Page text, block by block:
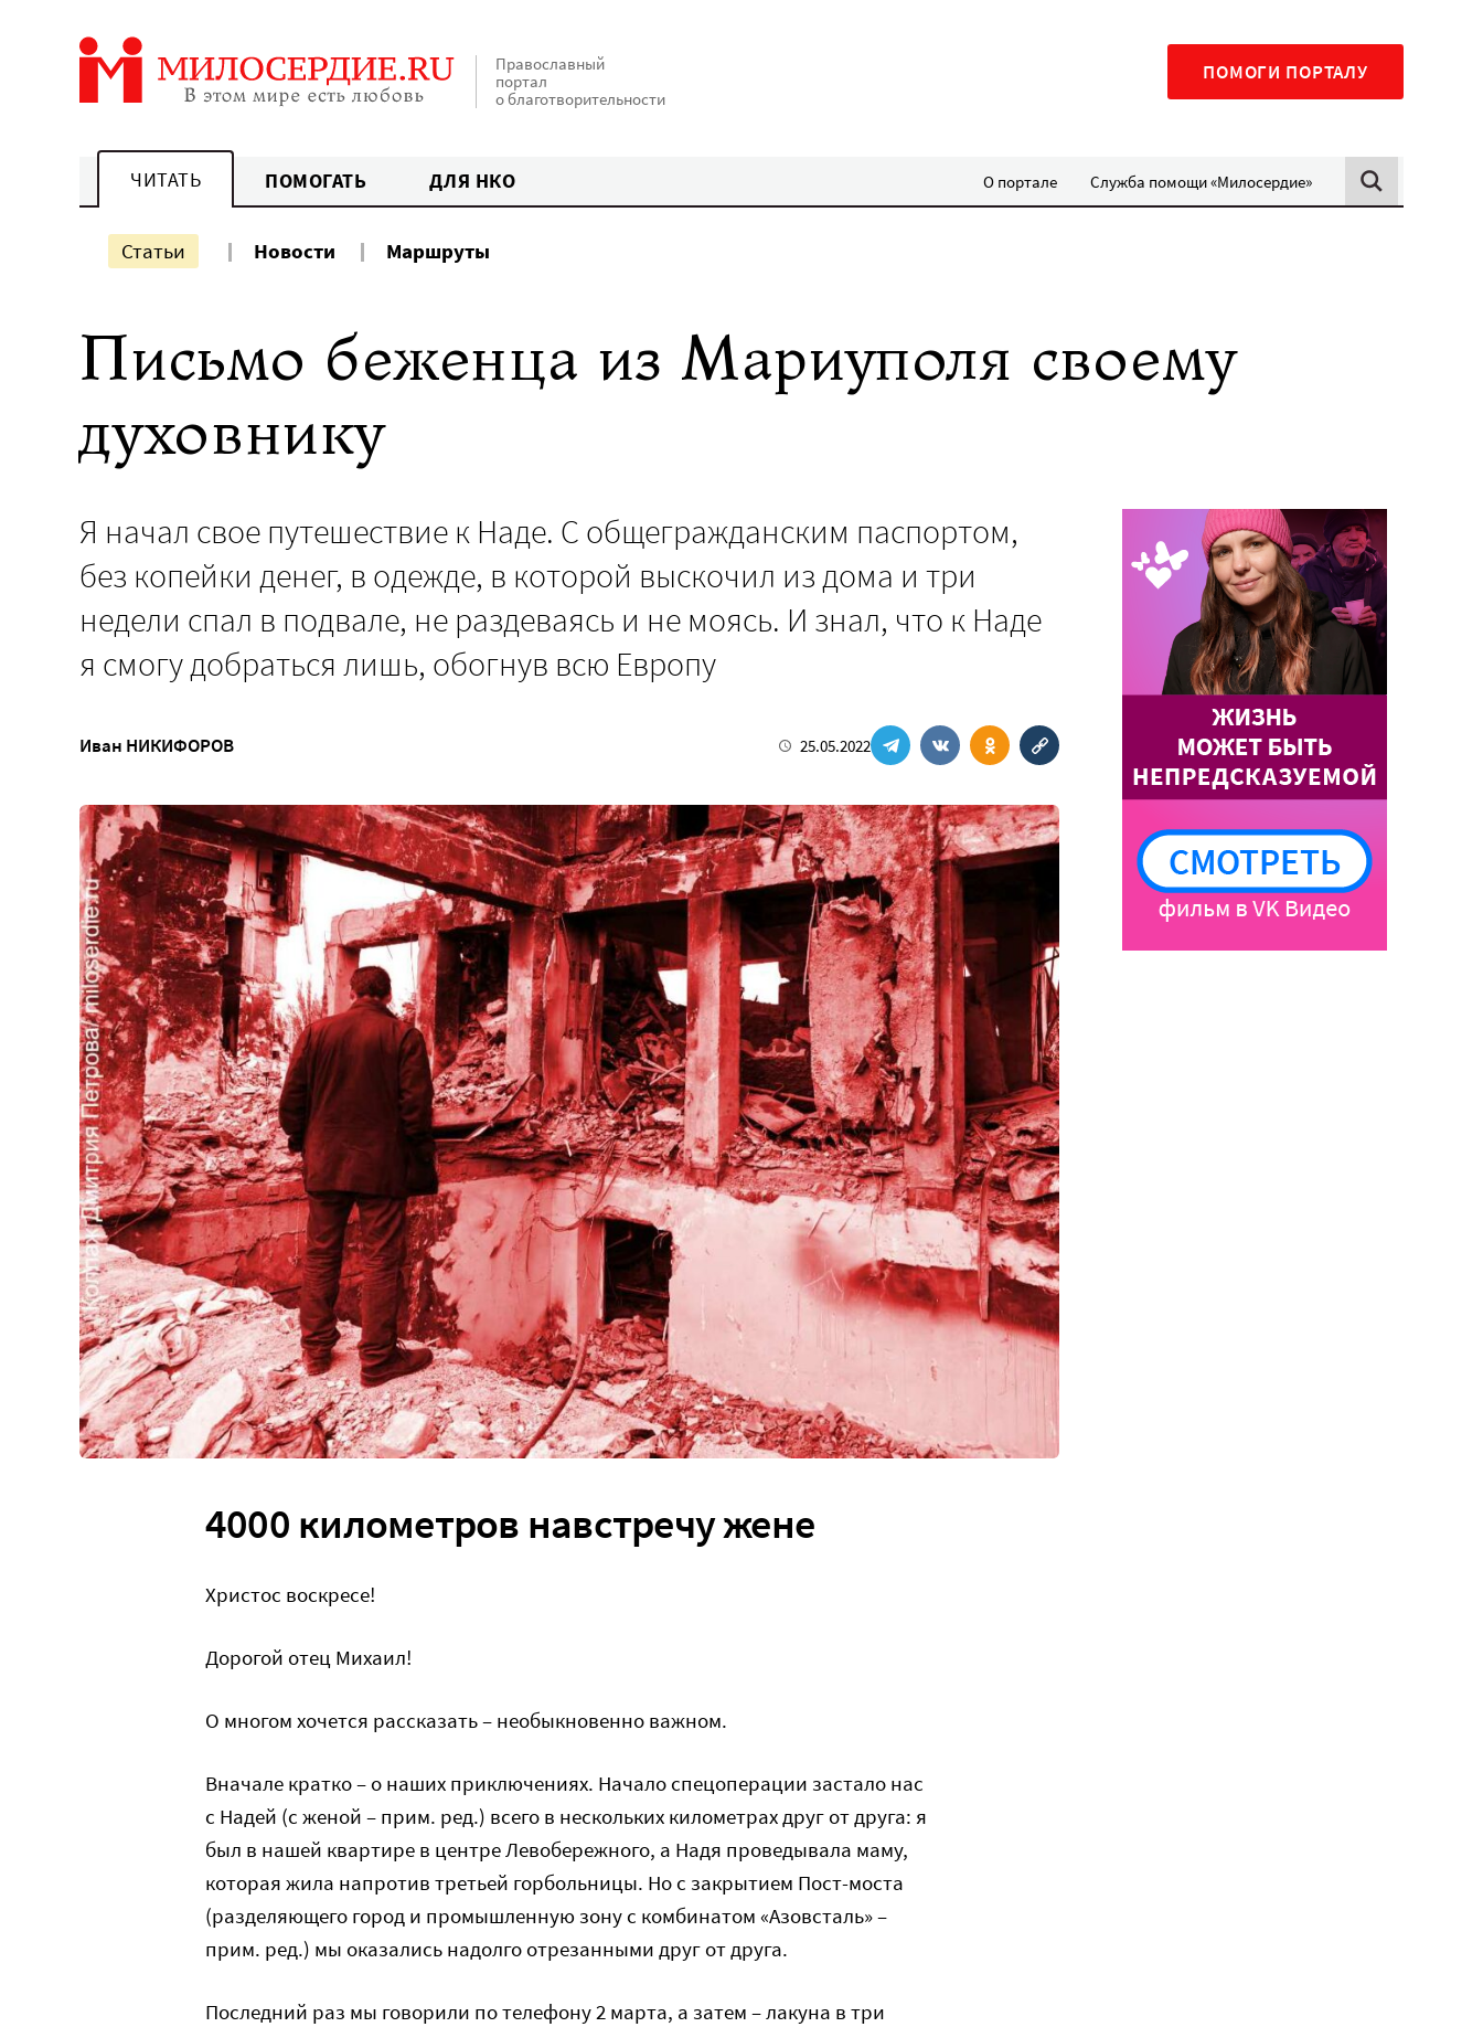
Православный
портал
о благотворительности
ПОМОГИ ПОРТАЛУ
ЧИТАТЬ ПОМОГАТЬ ДЛЯ НКО О портале Служба помощи «Милосердие»
Статьи Новости Маршруты
Письмо беженца из Мариуполя своему
духовнику
Я начал свое путешествие к Наде. С общегражданским паспортом,
без копейки денег, в одежде, в которой выскочил из дома и три
недели спал в подвале, не раздеваясь и не моясь. И знал, что к Наде
я смогу добраться лишь, обогнув всю Европу
Иван НИКИФОРОВ 25.05.2022
4000 километров навстречу жене
Христос воскресе!
Дорогой отец Михаил!
О многом хочется рассказать – необыкновенно важном.
Вначале кратко – о наших приключениях. Начало спецоперации застало нас
с Надей (с женой – прим. ред.) всего в нескольких километрах друг от друга: я
был в нашей квартире в центре Левобережного, а Надя проведывала маму,
которая жила напротив третьей горбольницы. Но с закрытием Пост-моста
(разделяющего город и промышленную зону с комбинатом «Азовсталь» –
прим. ред.) мы оказались надолго отрезанными друг от друга.
Последний раз мы говорили по телефону 2 марта, а затем – лакуна в три